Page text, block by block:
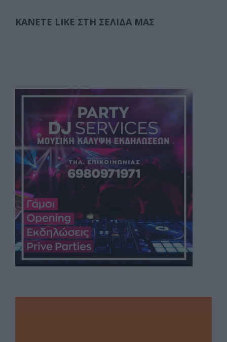
ΚΆΝΕΤΕ LIKE ΣΤΗ ΣΕΛΊΔΑ ΜΑΣ